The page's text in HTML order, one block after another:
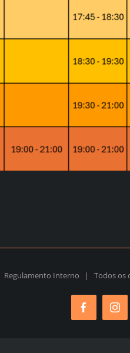
Regulamento Interno | Todos os
Facebook